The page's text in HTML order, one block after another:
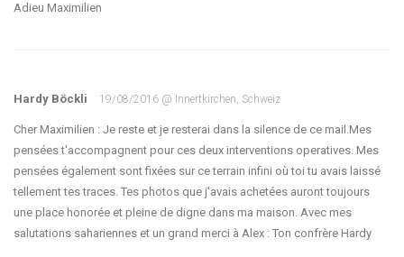
Adieu Maximilien
Hardy Böckli 19/08/2016 @ Innertkirchen, Schweiz
Cher Maximilien : Je reste et je resterai dans la silence de ce mail.Mes
pensées t'accompagnent pour ces deux interventions operatives. Mes
pensées également sont fixées sur ce terrain infini où toi tu avais laissé
tellement tes traces. Tes photos que j'avais achetées auront toujours
une place honorée et pleine de digne dans ma maison. Avec mes
salutations sahariennes et un grand merci à Alex : Ton confrère Hardy